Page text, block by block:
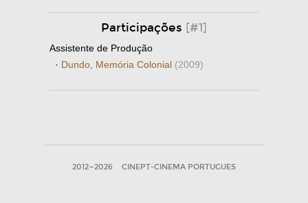
Participações [#1]
Assistente de Produção
· Dundo, Memória Colonial (2009)
2012—2026 CINEPT-CINEMA PORTUGUES